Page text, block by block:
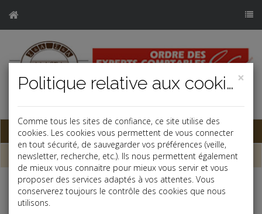
Base documentaire
Dépêches
Liste des dernières dépêches
×
Politique relative aux cookies
Comme tous les sites de confiance, ce site utilise des
cookies. Les cookies vous permettent de vous connecter
en tout sécurité, de sauvegarder vos préférences (veille,
newsletter, recherche, etc.). Ils nous permettent également
de mieux vous connaitre pour mieux vous servir et vous
proposer des services adaptés à vos attentes. Vous
conserverez toujours le contrôle des cookies que nous
utilisons.